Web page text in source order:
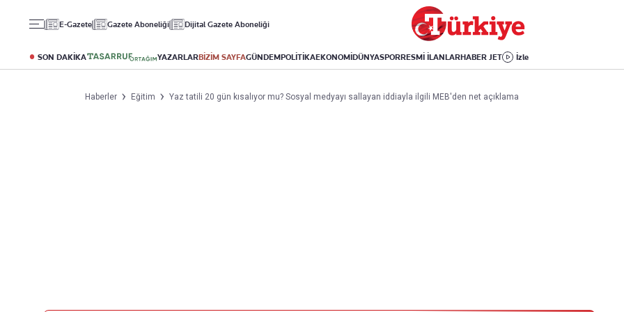
E-Gazete Gazete Aboneliği Dijital Gazete Aboneliği
SON DAKİKA YAZARLARBİZİM SAYFAGÜNDEMPOLİTİKAEKONOMİDÜNYASPORRESMİ İLANLARHABER JET İzle
Altın
Döviz
Kripto Para
Puan Durumu
Fikstür
Avrupa Ligi
Avrupa
Amerika
İsrail-Gazze
Yaşam
Sağlık
Yemek
Aktüel
Kitap
Haberler Eğitim Yaz tatili 20 gün kısalıyor mu? Sosyal medyayı sallayan iddiayla ilgili MEB'den net açıklama